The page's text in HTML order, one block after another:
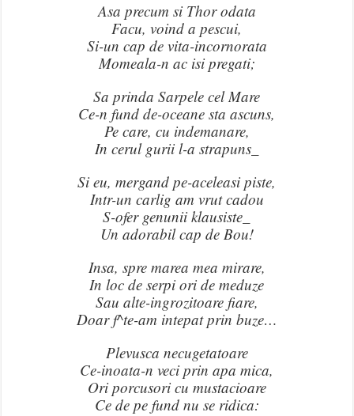
Asa precum si Thor odata
Facu, voind a pescui,
Si-un cap de vita-incornorata
Momeala-n ac isi pregati;
Sa prinda Sarpele cel Mare
Ce-n fund de-oceane sta ascuns,
Pe care, cu indemanare,
In cerul gurii l-a strapuns_
Si eu, mergand pe-aceleasi piste,
Intr-un carlig am vrut cadou
S-ofer genunii klausiste_
Un adorabil cap de Bou!
Insa, spre marea mea mirare,
In loc de serpi ori de meduze
Sau alte-ingrozitoare fiare,
Doar f^te-am intepat prin buze…
Plevusca necugetatoare
Ce-inoata-n veci prin apa mica,
Ori porcusori cu mustacioare
Ce de pe fund nu se ridica: